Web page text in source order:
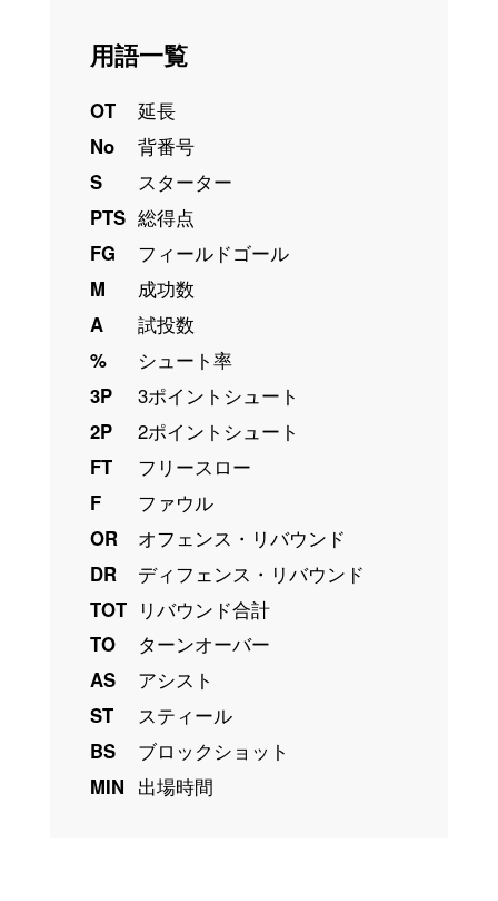
用語一覧
OT
延長
No
背番号
S
スターター
PTS 総得点
FG
フィールドゴール
M
成功数
A
試投数
%
シュート率
3P
3ポイントシュート
2P
2ポイントシュート
FT
フリースロー
F
ファウル
OR
オフェンス・リバウンド
DR
ディフェンス・リバウンド
TOT リバウンド合計
TO
ターンオーバー
AS
アシスト
ST
スティール
BS
ブロックショット
MIN 出場時間